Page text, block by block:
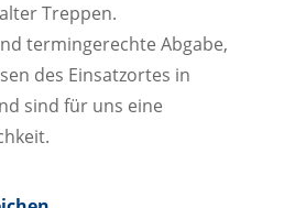
Treppen.
termingerechte Abgabe,
des Einsatzortes in
sind für uns eine